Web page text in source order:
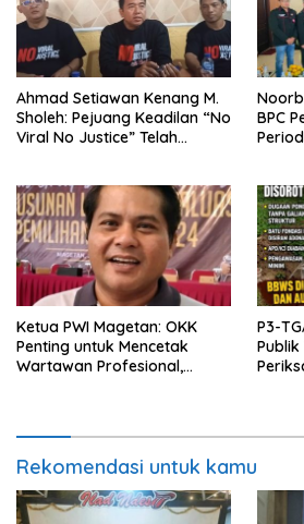
Ahmad Setiawan Kenang M.
Sholeh: Pejuang Keadilan “No
Viral No Justice” Telah
BPC
Ketua PWI Magetan: OKK
Penting untuk Mencetak
Wartawan Profesional,
P3-
Publik
Rekomendasi untuk kamu